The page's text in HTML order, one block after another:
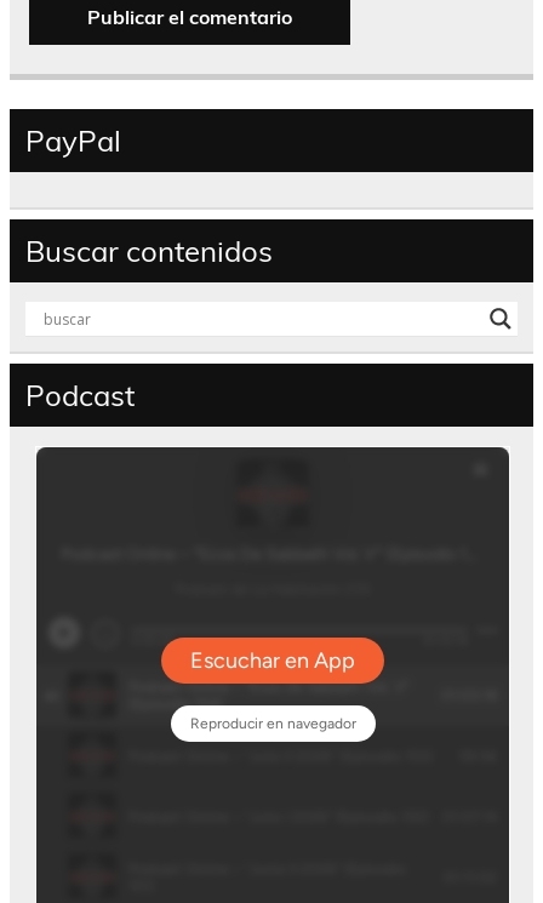
PayPal
Buscar contenidos
Podcast